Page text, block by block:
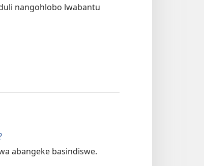
nangohlobo lwabantu
abangeke basindiswe.